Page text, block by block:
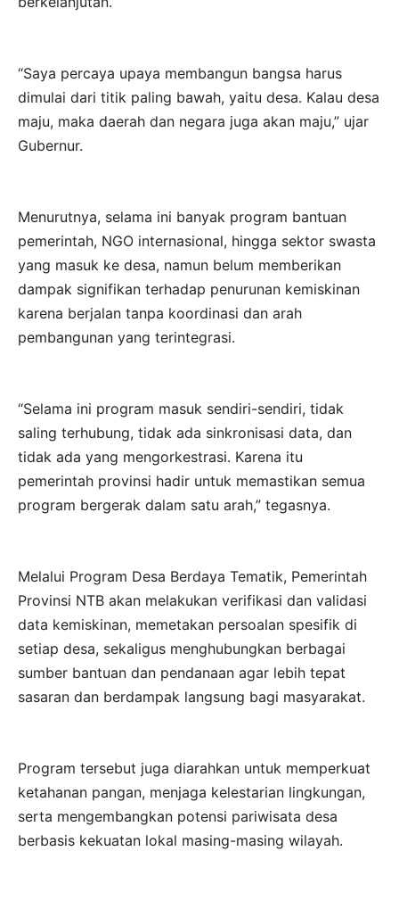
“Saya percaya upaya membangun bangsa harus
dimulai dari titik paling bawah, yaitu desa. Kalau desa
maju, maka daerah dan negara juga akan maju,” ujar
Gubernur.
Menurutnya, selama ini banyak program bantuan
pemerintah, NGO internasional, hingga sektor swasta
yang masuk ke desa, namun belum memberikan
dampak signifikan terhadap penurunan kemiskinan
karena berjalan tanpa koordinasi dan arah
pembangunan yang terintegrasi.
“Selama ini program masuk sendiri-sendiri, tidak
saling terhubung, tidak ada sinkronisasi data, dan
tidak ada yang mengorkestrasi. Karena itu
pemerintah provinsi hadir untuk memastikan semua
program bergerak dalam satu arah,” tegasnya.
Melalui Program Desa Berdaya Tematik, Pemerintah
Provinsi NTB akan melakukan verifikasi dan validasi
data kemiskinan, memetakan persoalan spesifik di
setiap desa, sekaligus menghubungkan berbagai
sumber bantuan dan pendanaan agar lebih tepat
sasaran dan berdampak langsung bagi masyarakat.
Program tersebut juga diarahkan untuk memperkuat
ketahanan pangan, menjaga kelestarian lingkungan,
serta mengembangkan potensi pariwisata desa
berbasis kekuatan lokal masing-masing wilayah.